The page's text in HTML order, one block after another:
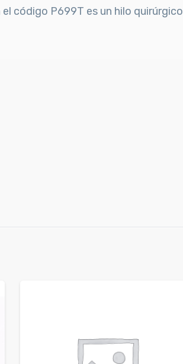
código P699T es un hilo quirúrgico